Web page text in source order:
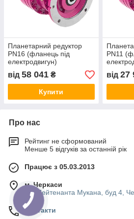
Планетарний редуктор
PN16 (фланець під
електродвигун)
від 58 041 ₴
Купити
PN11
від 27
Про нас
Рейтинг не сформований
Менше 5 відгуків за останній рік
Працює з 05.03.2013
м. Черкаси
вул.Лейтенанта Мукана, буд 4,
Контакти